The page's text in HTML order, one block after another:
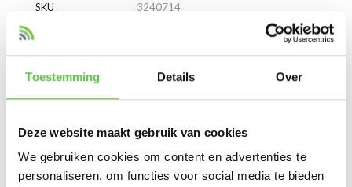
Toestemming Details Over
Deze website maakt gebruik van cookies
We gebruiken cookies om content en advertenties te
personaliseren, om functies voor social media te bieden
SKU 3240714
Vergelijk Delen
Reviews
Based on 0 reviews